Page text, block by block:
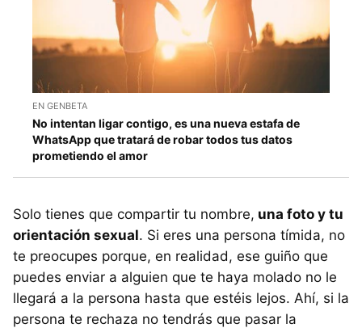
EN GENBETA
No intentan ligar contigo, es una nueva estafa de
WhatsApp que tratará de robar todos tus datos
prometiendo el amor
Solo tienes que compartir tu nombre, una foto y tu
orientación sexual. Si eres una persona tímida, no
te preocupes porque, en realidad, ese guiño que
puedes enviar a alguien que te haya molado no le
llegará a la persona hasta que estéis lejos. Ahí, si la
persona te rechaza no tendrás que pasar la